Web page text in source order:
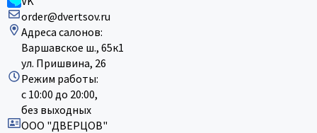
order@dvertsov.ru
Адреса салонов:
Варшавское ш., 65к1
ул. Пришвина, 26
Режим работы:
с 10:00 до 20:00,
без выходных
ООО "ДВЕРЦОВ"